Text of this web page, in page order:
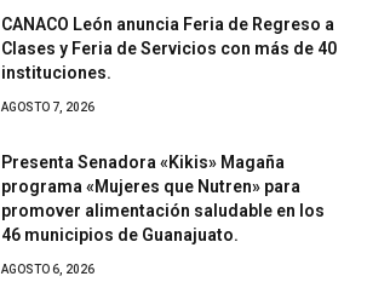
CANACO León anuncia Feria de Regreso a
Clases y Feria de Servicios con más de 40
instituciones.
AGOSTO 7, 2026
Presenta Senadora «Kikis» Magaña
programa «Mujeres que Nutren» para
promover alimentación saludable en los
46 municipios de Guanajuato.
AGOSTO 6, 2026